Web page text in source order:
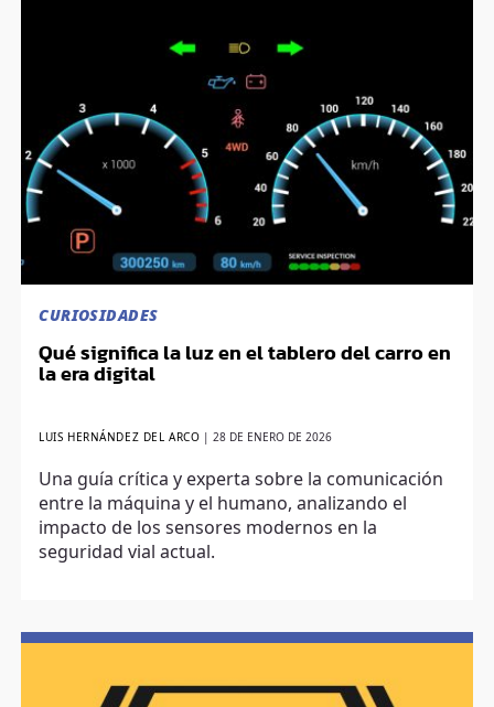
CURIOSIDADES
Qué significa la luz en el tablero del carro en
la era digital
LUIS HERNÁNDEZ DEL ARCO |28 DE ENERO DE 2026
Una guía crítica y experta sobre la comunicación
entre la máquina y el humano, analizando el
impacto de los sensores modernos en la
seguridad vial actual.